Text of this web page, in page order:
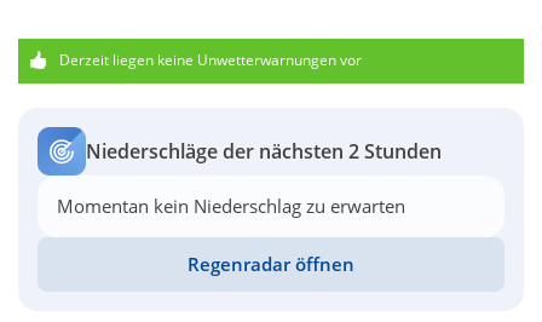
Derzeit liegen keine Unwetterwarnungen vor
Niederschläge der nächsten 2 Stunden
Momentan kein Niederschlag zu erwarten
Regenradar öffnen